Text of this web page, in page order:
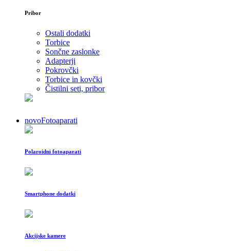
Pribor
Ostali dodatki
Torbice
Sončne zaslonke
Adapterji
Pokrovčki
Torbice in kovčki
Čistilni seti, pribor
novoFotoaparati
Polaroidni fotoaparati
Smartphone dodatki
Akcijske kamere